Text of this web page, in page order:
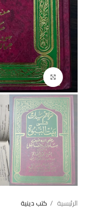
Click to enlarge
الرئيسية كتب دينية